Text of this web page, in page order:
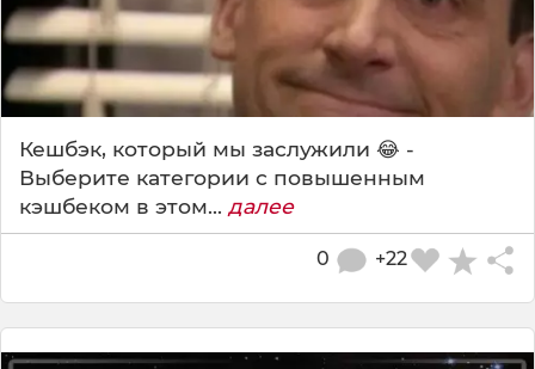
Кешбэк, который мы заслужили 😂 -
Выберите категории с повышенным
кэшбеком в этом... далее
+22
0